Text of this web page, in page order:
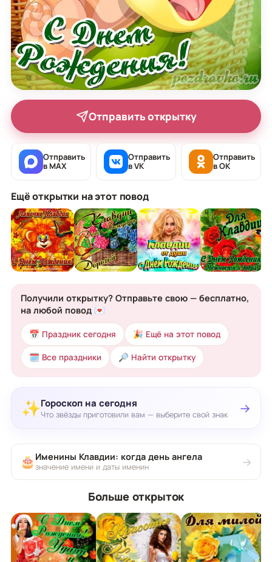
Отправить открытку
Отправить
в MAX
Отправить
в VK
Отправить
в OK
Ещё открытки на этот повод
Получили открытку? Отправьте свою — бесплатно,
на любой повод 💌
📅 Праздник сегодня 🎉 Ещё на этот повод
🗓 Все праздники 🔎 Найти открытку
✨Гороскоп на сегодня
Что звёзды приготовили вам — выберите свой знак →
🎂 Именины Клавдии: когда день ангела
значение имени и даты именин →
Больше открыток